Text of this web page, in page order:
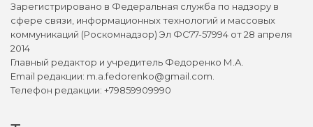
Зарегистрировано в Федеральная служба по надзору в
сфере связи, информационных технологий и массовых
коммуникаций (Роскомнадзор) Эл ФС77-57994 от 28 апреля
2014
Главный редактор и учредитель Федоренко М.А.
Email редакции: m.a.fedorenko@gmail.com.
Телефон редакции: +79859909990